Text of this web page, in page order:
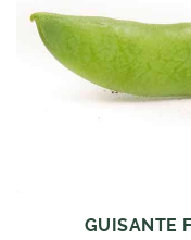
GUISANTE